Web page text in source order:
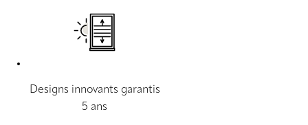
Designs innovants garantis
5 ans